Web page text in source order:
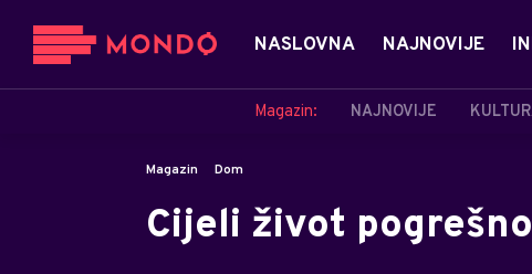
NASLOVNA NAJNOVIJE
Magazin: NAJNOVIJE
Magazin Dom
Cijeli život